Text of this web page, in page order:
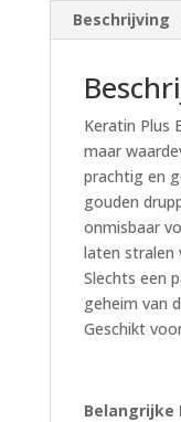
Beschrijving
Keratin Plus
maar
prachtig en
gouden
onmisbaar
laten stralen
Slechts een
geheim van
Geschikt
Belangrijke